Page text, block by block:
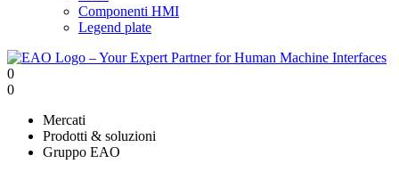
Componenti HMI
Legend plate
0
0
Mercati
Prodotti & soluzioni
Gruppo EAO